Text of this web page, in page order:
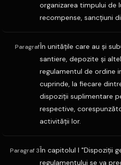
organizarea timpului de
recompense, sancţiuni
ParagrafÎn unităţile care au şi
santiere, depozite şi
regulamentul de ordine
cuprinde, la fiecare
dispoziţii suplimentare
respective,
activităţii lor.
Paragraf 3În capitolul I "Dispoziţii
regulamentului se va